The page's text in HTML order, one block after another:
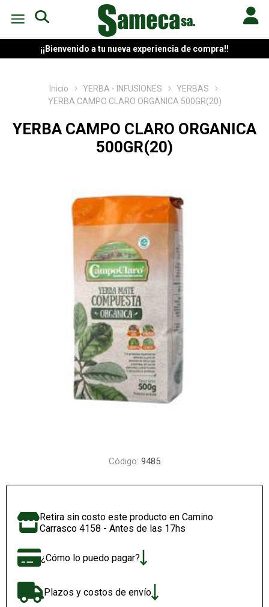
¡¡Bienvenido a tu nueva experiencia de compra!!
Inicio YERBA - INFUSIONES
YERBAS
YERBA CAMPO CLARO ORGANICA 500GR(20)
YERBA CAMPO CLARO ORGANICA
500GR(20)
Código: 9485
Retira sin costo este producto en Camino
Carrasco 4158 - Antes de las 17hs
¿Cómo lo puedo pagar?
Plazos y costos de envío